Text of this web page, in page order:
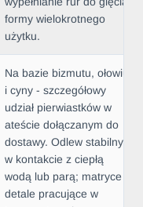
formy wielokrotnego
użytku.
Na bazie bizmutu, ołowiu
i cyny - szczegółowy
udział pierwiastków w
ateście dołączanym do
dostawy. Odlew stabilny
w kontakcie z ciepłą
wodą lub parą; matryce i
detale pracujące w